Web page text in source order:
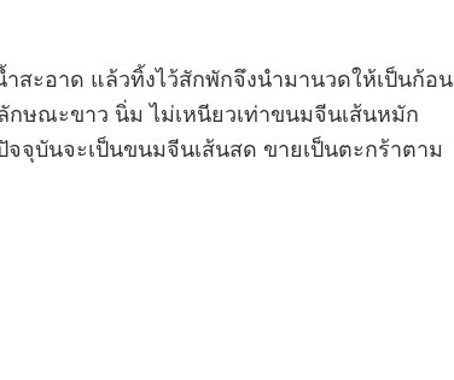
สะอาด แล้วทิ้งไว้สักพักจึงนำมานวดให้เป็นก้อน
ษณะขาว นิ่ม ไม่เหนียวเท่าขนมจีนเส้นหมัก
จุบันจะเป็นขนมจีนเส้นสด ขายเป็นตะกร้าตาม